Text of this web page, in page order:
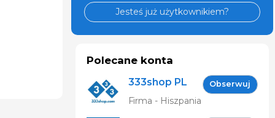
Jesteś już użytkownikiem?
Polecane konta
333shop PL Obserwuj
Firma - Hiszpania